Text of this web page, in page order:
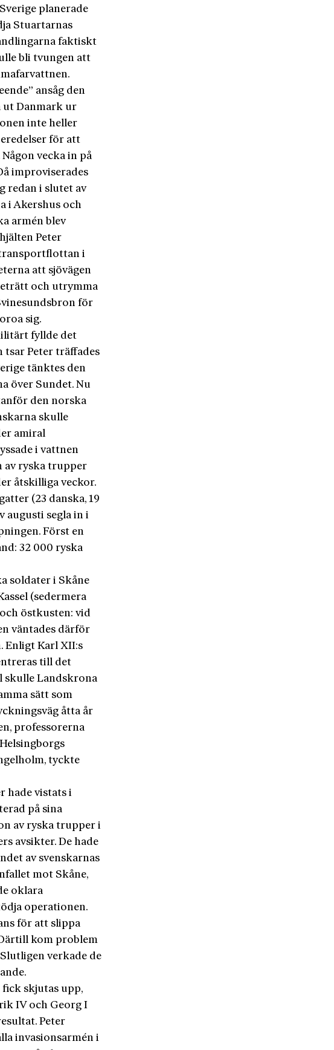
planerade
Stuartarnas
faktiskt
bli tvungen att
ansåg den
ut Danmark ur
inte heller
för att
vecka in på
improviserades
redan i slutet av
i Akershus och
armén blev
Peter
i
att sjövägen
och utrymma
för
sig.
fyllde det
tsar Peter träffades
tänktes den
över Sundet. Nu
den norska
skulle
amiral
i vattnen
av ryska trupper
åtskilliga veckor.
(23 danska, 19
augusti segla in i
Först en
32 000 ryska
soldater i Skåne
(sedermera
östkusten: vid
väntades därför
Enligt Karl XII:s
till det
skulle Landskrona
sätt som
åtta år
professorerna
tyckte
hade vistats i
på sina
av ryska trupper i
avsikter. De hade
av svenskarnas
mot Skåne,
oklara
operationen.
för att slippa
kom problem
verkade de
fick skjutas upp,
IV och Georg I
Peter
invasionsarmén i